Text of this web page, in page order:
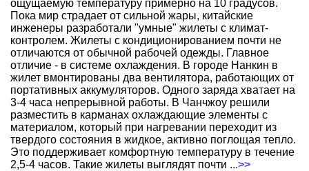
ощущаемую температуру примерно на 10 градусов.
Пока мир страдает от сильной жары, китайские
инженеры разработали "умные" жилеты с климат-
контролем. Жилеты с кондиционированием почти не
отличаются от обычной рабочей одежды. Главное
отличие - в системе охлаждения. В городе Нанкин в
жилет вмонтированы два вентилятора, работающих от
портативных аккумуляторов. Одного заряда хватает на
3-4 часа непрерывной работы. В Чанчжоу решили
разместить в карманах охлаждающие элементы с
материалом, который при нагревании переходит из
твердого состояния в жидкое, активно поглощая тепло.
Это поддерживает комфортную температуру в течение
2,5-4 часов. Такие жилеты выглядят почти ...>>